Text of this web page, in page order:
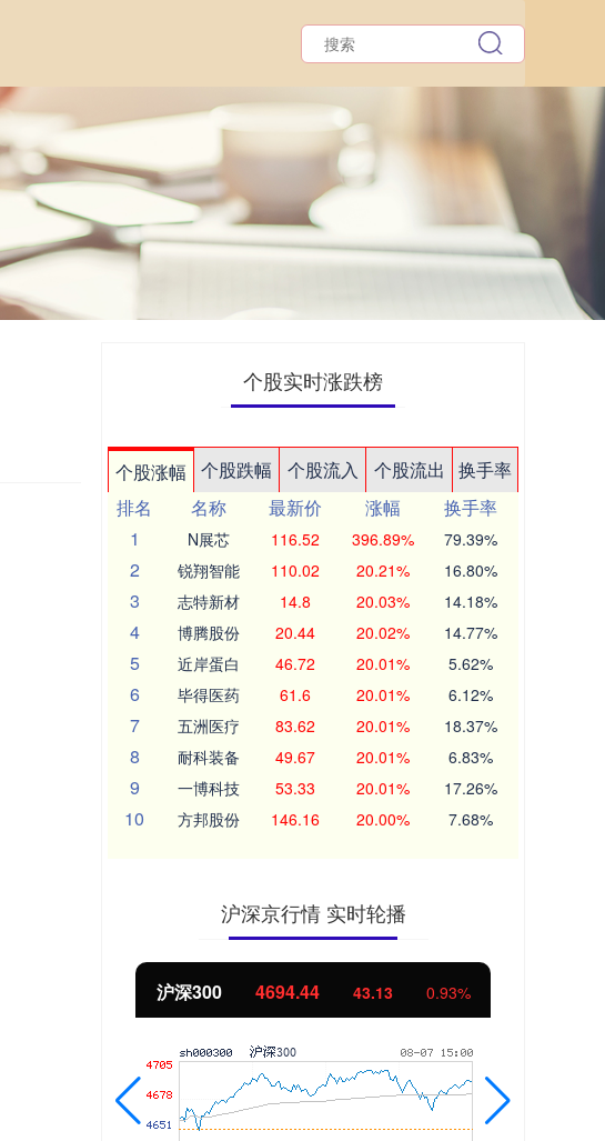
个股实时涨跌榜
个股涨幅 个股跌幅 个股流入 个股流出
换手率
排名
名称 最新价 涨幅
换手率
1
N展芯 116.52 396.89% 79.39%
2 锐翔智能 110.02 20.21% 16.80%
3 志特新材 14.8 20.03% 14.18%
4 博腾股份 20.44 20.02% 14.77%
5 近岸蛋白 46.72 20.01% 5.62%
6 毕得医药 61.6 20.01% 6.12%
7 五洲医疗 83.62 20.01% 18.37%
8 耐科装备 49.67 20.01% 6.83%
9 一博科技 53.33 20.01% 17.26%
10 方邦股份 146.16 20.00% 7.68%
沪深京行情 实时轮播
北证50 1134.24 11.37 1.01%